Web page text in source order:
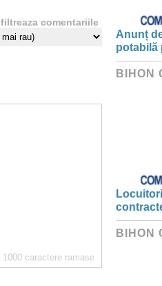
filtreaza comentariile
1000 caractere ramase
Anunț
potabilă
BIHON
BIHON